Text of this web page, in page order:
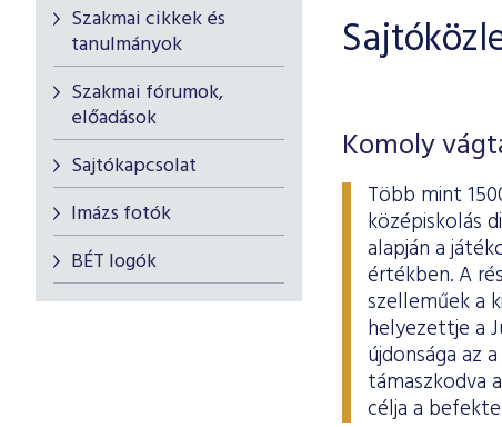
Szakmai cikkek és
tanulmányok
Szakmai fórumok,
előadások
Sajtókapcsolat
Imázs fotók
BÉT logók
Komoly
Több mint
középiskolás
alapján a
értékben. A
szelleműek a
helyezettje a
újdonsága az
támaszkodva
célja a